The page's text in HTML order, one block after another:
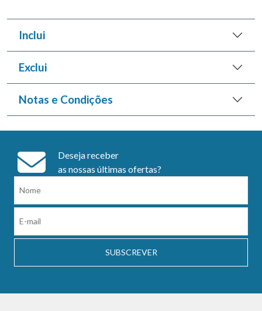
Inclui
Exclui
Notas e Condições
Deseja receber
as nossas últimas ofertas?
SUBSCREVER